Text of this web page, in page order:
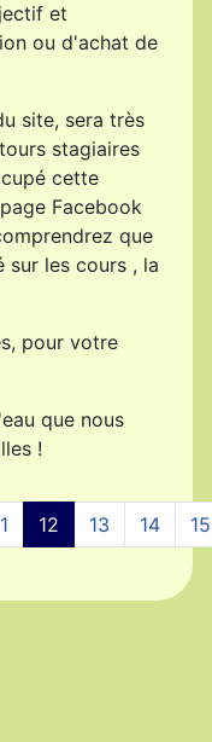
et
ou d'achat de
site, sera très
stagiaires
cette
Facebook
que
sur les cours , la
pour votre
que nous
!
12 13 14 15